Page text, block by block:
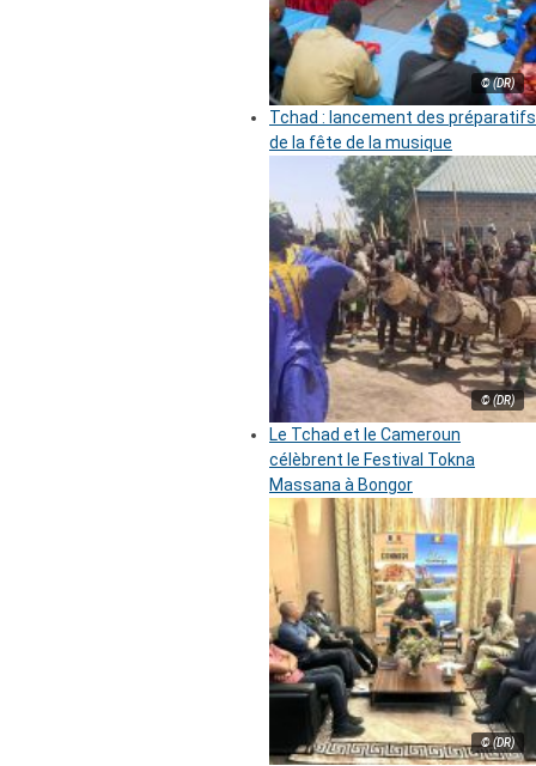
© (DR)
Tchad : lancement des préparatifs
de la fête de la musique
© (DR)
Le Tchad et le Cameroun
célèbrent le Festival Tokna
Massana à Bongor
© (DR)